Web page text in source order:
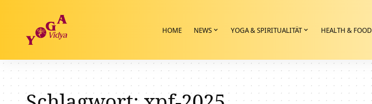
HOME NEWS YOGA & SPIRITUALITÄT HEALTH & FOOD